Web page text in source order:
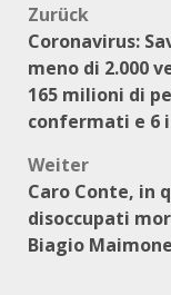
Zurück
Coronavirus:
meno di 2.000
165 milioni di
confermati e 6
Weiter
Caro Conte, in
disoccupati
Biagio Maimone